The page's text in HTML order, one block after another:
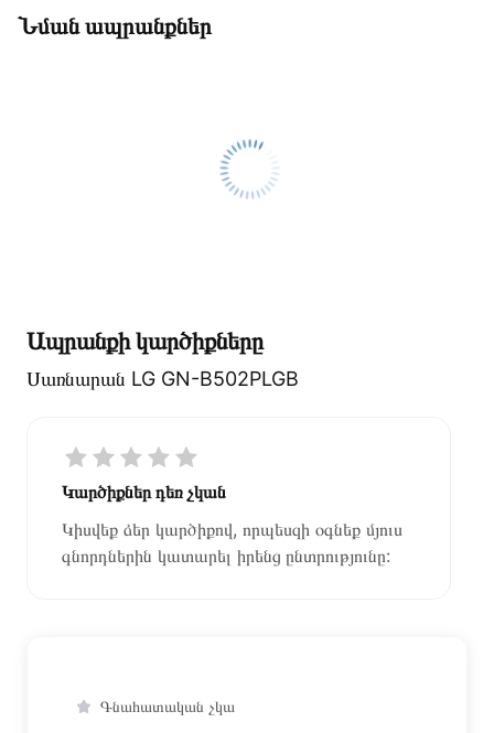
Նման ապրանքներ
Ապրանքի կարծիքները
Սառնարան LG GN-B502PLGB
Կարծիքներ դեռ չկան
Կիսվեք ձեր կարծիքով, որպեսզի օգնեք մյուս
գնորդներին կատարել իրենց ընտրությունը:
Գնահատական չկա